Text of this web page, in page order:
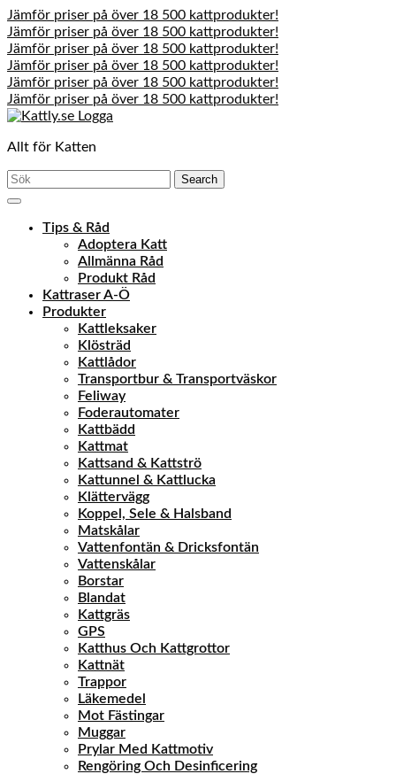
Jämför priser på över 18 500 kattprodukter!
Jämför priser på över 18 500 kattprodukter!
Jämför priser på över 18 500 kattprodukter!
Jämför priser på över 18 500 kattprodukter!
Jämför priser på över 18 500 kattprodukter!
Jämför priser på över 18 500 kattprodukter!
Skip
content
to
content
Allt för Katten
Search
Open
Tips & Råd
Adoptera Katt
Allmänna Råd
Produkt Råd
Kattraser A-Ö
Produkter
Kattleksaker
Klösträd
Kattlådor
Transportbur & Transportväskor
Feliway
Foderautomater
Kattbädd
Kattmat
Kattsand & Kattströ
Kattunnel & Kattlucka
Klättervägg
Koppel, Sele & Halsband
Matskålar
Vattenfontän & Dricksfontän
Vattenskålar
Borstar
Blandat
Kattgräs
GPS
Katthus Och Kattgrottor
Kattnät
Trappor
Läkemedel
Mot Fästingar
Muggar
Prylar Med Kattmotiv
Rengöring Och Desinficering